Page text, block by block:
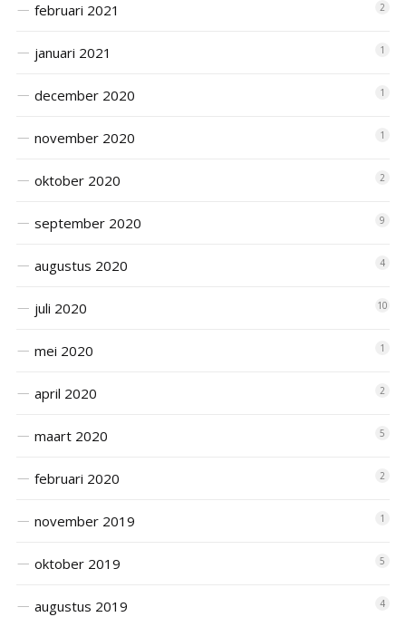
februari 2021 2
januari 2021 1
december 2020 1
november 2020 1
oktober 2020 2
september 2020 9
augustus 2020 4
juli 2020 10
mei 2020 1
april 2020 2
maart 2020 5
februari 2020 2
november 2019 1
oktober 2019 5
augustus 2019 4